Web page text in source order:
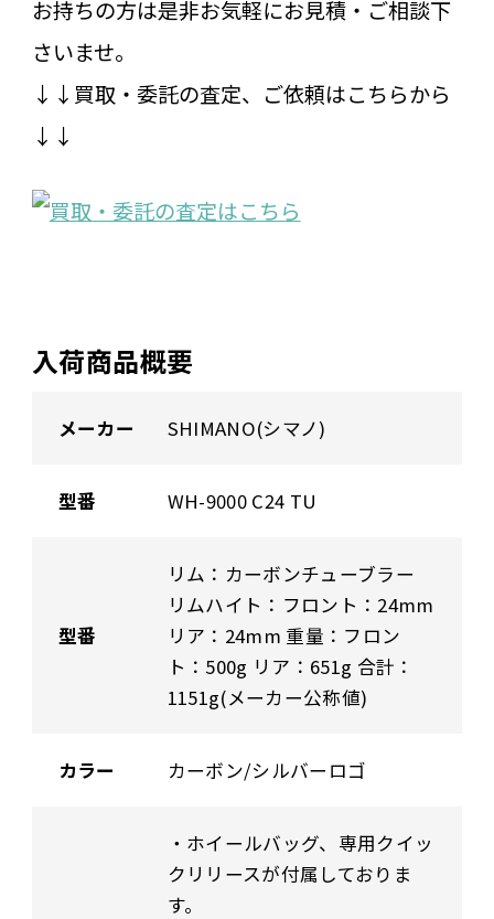
お持ちの方は是非お気軽にお見積・ご相談下
さいませ。
↓↓買取・委託の査定、ご依頼はこちらから
↓↓
入荷商品概要
メーカー SHIMANO(シマノ)
型番 WH-9000 C24 TU
型番
リム：カーボンチューブラー
リムハイト：フロント：24mm
リア：24mm 重量：フロン
ト：500g リア：651g 合計：
1151g(メーカー公称値)
カラー カーボン/シルバーロゴ
・ホイールバッグ、専用クイッ
クリリースが付属しておりま
す。